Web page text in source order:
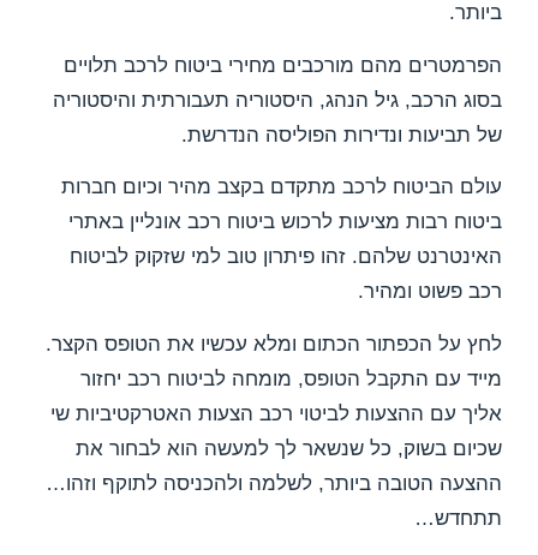
ביותר.
הפרמטרים מהם מורכבים מחירי ביטוח לרכב תלויים
בסוג הרכב, גיל הנהג, היסטוריה תעבורתית והיסטוריה
של תביעות ונדירות הפוליסה הנדרשת.
עולם הביטוח לרכב מתקדם בקצב מהיר וכיום חברות
ביטוח רבות מציעות לרכוש ביטוח רכב אונליין באתרי
האינטרנט שלהם. זהו פיתרון טוב למי שזקוק לביטוח
רכב פשוט ומהיר.
לחץ על הכפתור הכתום ומלא עכשיו את הטופס הקצר.
מייד עם התקבל הטופס, מומחה לביטוח רכב יחזור
אליך עם ההצעות לביטוי רכב הצעות האטרקטיביות שי
שכיום בשוק, כל שנשאר לך למעשה הוא לבחור את
ההצעה הטובה ביותר, לשלמה ולהכניסה לתוקף וזהו…
תתחדש…